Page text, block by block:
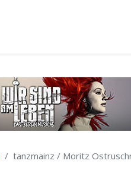
tanzmainz / Moritz